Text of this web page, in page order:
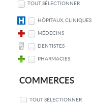
TOUT SÉLECTIONNER
HÔPITAUX, CLINIQUES
MÉDECINS
DENTISTES
PHARMACIES
COMMERCES
TOUT SÉLECTIONNER